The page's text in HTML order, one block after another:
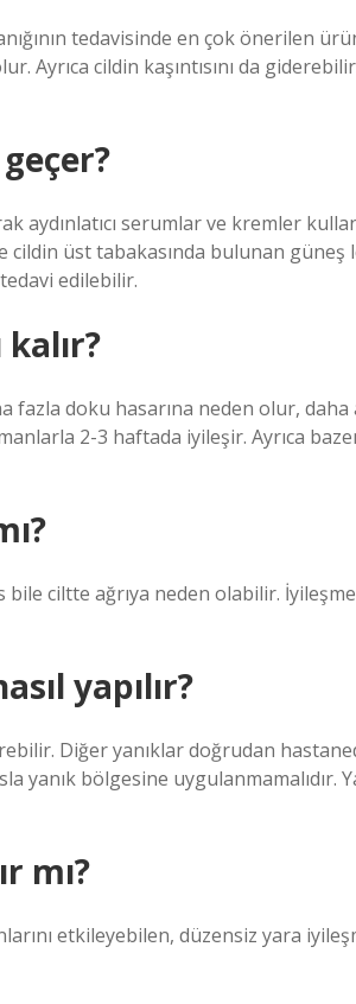
tedavisinde en çok önerilen
Ayrıca cildin kaşıntısını da
serumlar ve kremler
cildin üst tabakasında bulunan
edilebilir.
doku hasarına neden olur, daha
2-3 haftada iyileşir. Ayrıca
bile ciltte ağrıya neden olabilir.
yapılır?
Diğer yanıklar doğrudan
yanık bölgesine uygulanmamalıdır.
mı?
etkileyebilen, düzensiz yara